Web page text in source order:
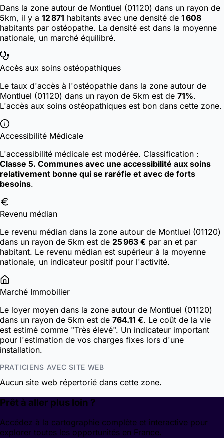
Dans la zone autour de Montluel (01120) dans un rayon de
5km, il y a 12 871 habitants avec une densité de 1 608
habitants par ostéopathe. La densité est dans la moyenne
nationale, un marché équilibré.
Accès aux soins ostéopathiques
Le taux d'accès à l'ostéopathie dans la zone autour de
Montluel (01120) dans un rayon de 5km est de 71%.
L'accès aux soins ostéopathiques est bon dans cette zone.
Accessibilité Médicale
L'accessibilité médicale est modérée. Classification :
Classe 5. Communes avec une accessibilité aux soins
relativement bonne qui se raréfie et avec de forts
besoins.
Revenu médian
Le revenu médian dans la zone autour de Montluel (01120)
dans un rayon de 5km est de 25 963 € par an et par
habitant. Le revenu médian est supérieur à la moyenne
nationale, un indicateur positif pour l'activité.
Marché Immobilier
Le loyer moyen dans la zone autour de Montluel (01120)
dans un rayon de 5km est de 764.11 €. Le coût de la vie
est estimé comme "Très élevé". Un indicateur important
pour l'estimation de vos charges fixes lors d'une
installation.
PRATICIENS AVEC SITE WEB
Aucun site web répertorié dans cette zone.
Prêt à aller plus loin ?
Accédez à la cartographie complète et interactive pour
explorer toutes les opportunités en France.